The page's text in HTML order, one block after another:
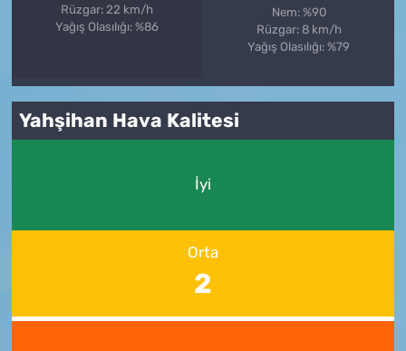
Rüzgar: 22 km/h
Yağış Olasılığı: %86
Nem: %90
Rüzgar: 8 km/h
Yağış Olasılığı: %79
Yahşihan Hava Kalitesi
İyi
Orta
2